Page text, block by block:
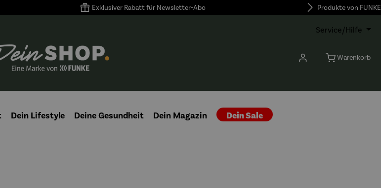
Exklusiver Rabatt für Newsletter-Abo Produkte von FUNKE
Service/Hilfe
Warenkorb
Dein Lifestyle Deine Gesundheit Dein Magazin Dein Sale